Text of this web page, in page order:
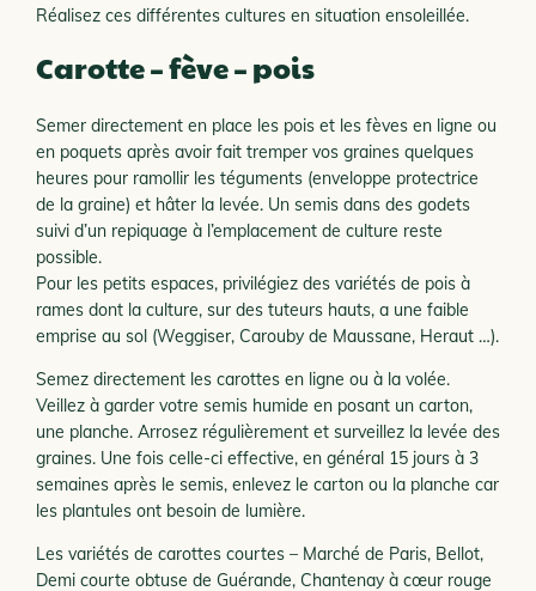
Réalisez ces différentes cultures en situation ensoleillée.
Carotte – fève – pois
Semer directement en place les pois et les fèves en ligne ou
en poquets après avoir fait tremper vos graines quelques
heures pour ramollir les téguments (enveloppe protectrice
de la graine) et hâter la levée. Un semis dans des godets
suivi d’un repiquage à l’emplacement de culture reste
possible.
Pour les petits espaces, privilégiez des variétés de pois à
rames dont la culture, sur des tuteurs hauts, a une faible
emprise au sol (Weggiser, Carouby de Maussane, Heraut …).
Semez directement les carottes en ligne ou à la volée.
Veillez à garder votre semis humide en posant un carton,
une planche. Arrosez régulièrement et surveillez la levée des
graines. Une fois celle-ci effective, en général 15 jours à 3
semaines après le semis, enlevez le carton ou la planche car
les plantules ont besoin de lumière.
Les variétés de carottes courtes – Marché de Paris, Bellot,
Demi courte obtuse de Guérande, Chantenay à cœur rouge